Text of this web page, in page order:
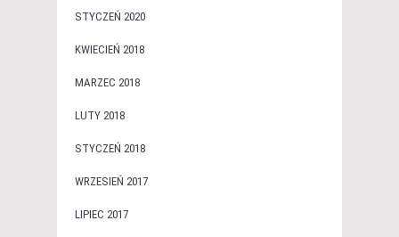
STYCZEŃ 2020
KWIECIEŃ 2018
MARZEC 2018
LUTY 2018
STYCZEŃ 2018
WRZESIEŃ 2017
LIPIEC 2017